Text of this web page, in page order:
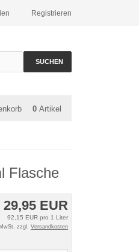
Registrieren
SUCHEN
0 Artikel
Flasche
29,95 EUR
92,15 EUR pro 1 Liter
zzgl. Versandkosten